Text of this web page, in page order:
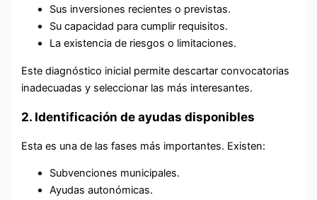
Sus inversiones recientes o previstas.
Su capacidad para cumplir requisitos.
La existencia de riesgos o limitaciones.
Este diagnóstico inicial permite descartar convocatorias
inadecuadas y seleccionar las más interesantes.
2. Identificación de ayudas disponibles
Esta es una de las fases más importantes. Existen:
Subvenciones municipales.
Ayudas autonómicas.